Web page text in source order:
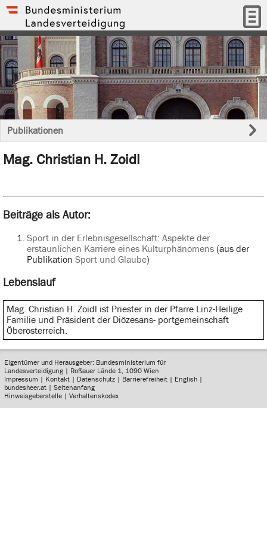
Publikationen
Mag. Christian H. Zoidl
Beiträge als Autor:
Sport in der Erlebnisgesellschaft: Aspekte der
erstaunlichen Karriere eines Kulturphänomens(aus der
Publikation Sport und Glaube)
Lebenslauf
Mag. Christian H. Zoidl ist Priester in der Pfarre Linz-Heilige
Familie und Präsident der Diözesans- portgemeinschaft
Öberösterreich.
Eigentümer und Herausgeber: Bundesministerium für
Landesverteidigung | Roßauer Lände 1, 1090 Wien
Impressum | Kontakt | Datenschutz | Barrierefreiheit | English |
bundesheer.at |Seitenanfang
Hinweisgeberstelle |Verhaltenskodex